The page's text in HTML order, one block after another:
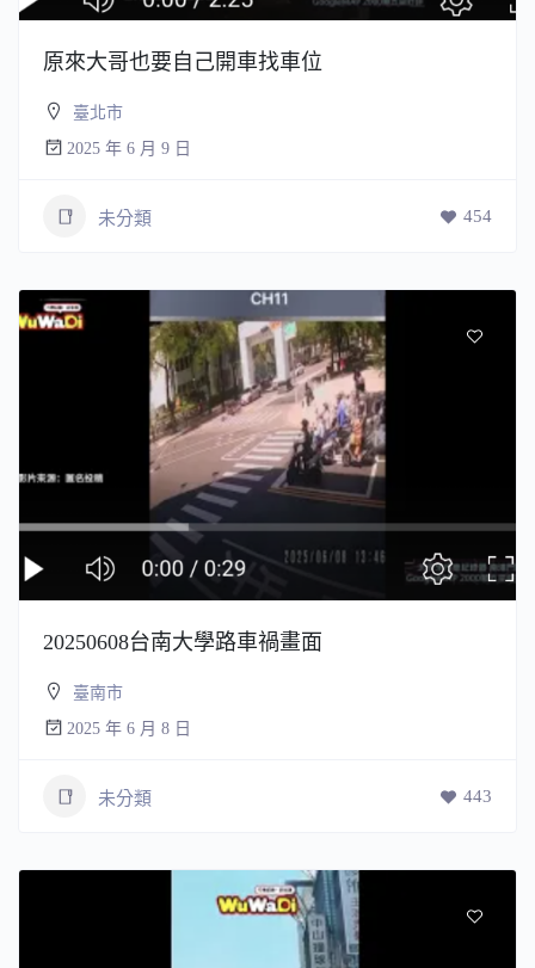
原來大哥也要自己開車找車位
臺北市
2025 年 6 月 9 日
未分類 454
20250608台南大學路車禍畫面
臺南市
2025 年 6 月 8 日
未分類 443